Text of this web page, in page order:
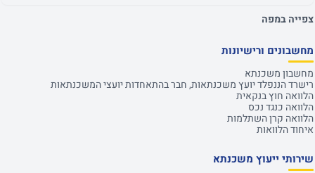
צפייה במפה
מחשבונים ורישיונות
מחשבון משכנתא
רישרד הננפלד יועץ משכנתאות, חבר בהתאחדות יועצי המשכנתאות
הלוואה חוץ בנקאית
הלוואה כנגד נכס
הלוואה קרן השתלמות
איחוד הלוואות
שירותי ייעוץ משכנתא